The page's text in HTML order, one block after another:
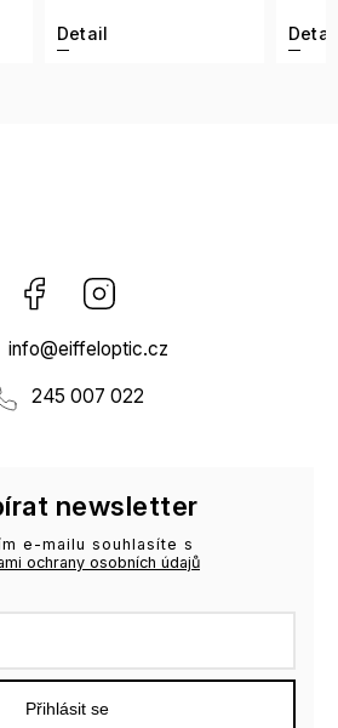
Detail
Facebook
info@eiffeloptic.cz
245 007 022
newsletter
e-mailu souhlasíte s
ochrany osobních údajů
Přihlásit se